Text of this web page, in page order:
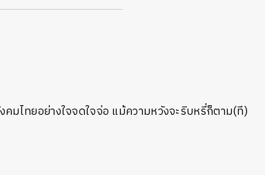
มไทยอย่างใจจดใจจ่อ แม้ความหวังจะริบหรี่ก็ตาม(ที)